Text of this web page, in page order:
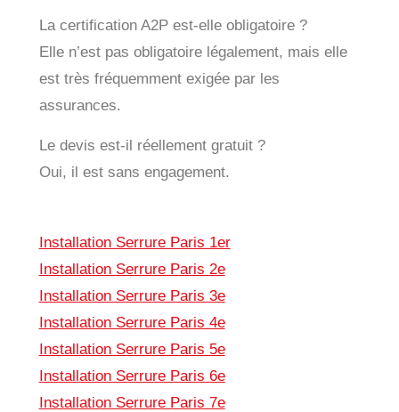
La certification A2P est-elle obligatoire ?
Elle n’est pas obligatoire légalement, mais elle
est très fréquemment exigée par les
assurances.
Le devis est-il réellement gratuit ?
Oui, il est sans engagement.
Installation Serrure Paris 1er
Installation Serrure Paris 2e
Installation Serrure Paris 3e
Installation Serrure Paris 4e
Installation Serrure Paris 5e
Installation Serrure Paris 6e
Installation Serrure Paris 7e